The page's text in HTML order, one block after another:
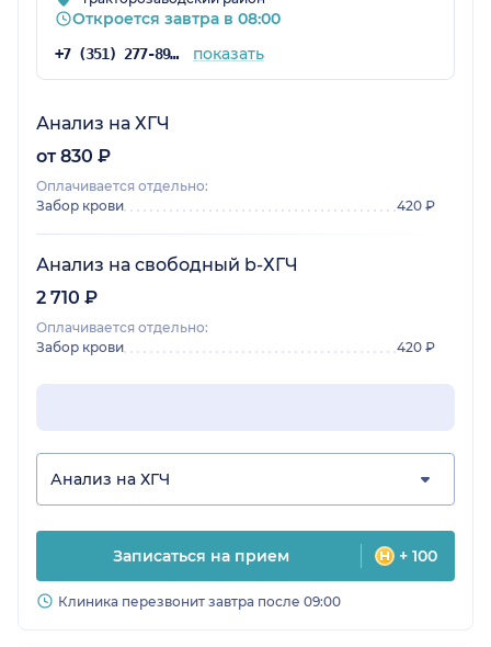
Откроется завтра в 08:00
+7 (351) 277-89-46 показать
Анализ на ХГЧ
от 830 ₽
Оплачивается отдельно:
Забор крови
420 ₽
Анализ на свободный b-ХГЧ
2 710 ₽
Оплачивается отдельно:
Забор крови
420 ₽
Анализ на ХГЧ
Записаться на прием + 100
Клиника перезвонит завтра после 09:00